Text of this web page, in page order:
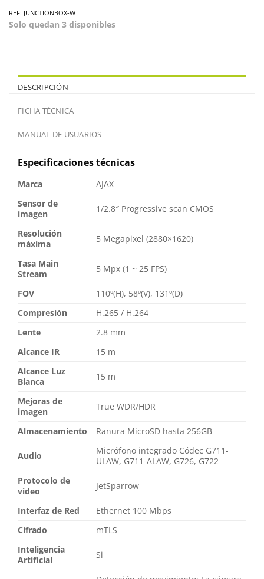
REF: JUNCTIONBOX-W
Solo quedan 3 disponibles
DESCRIPCIÓN
FICHA TÉCNICA
MANUAL DE USUARIOS
Especificaciones técnicas
Marca
AJAX
Sensor de
imagen
1/2.8″ Progressive scan CMOS
Resolución
máxima
5 Megapixel (2880×1620)
Tasa Main
Stream
5 Mpx (1 ~ 25 FPS)
FOV
110º(H), 58º(V), 131º(D)
Compresión
H.265 / H.264
Lente
2.8 mm
Alcance IR
15 m
Alcance Luz
Blanca
15 m
Mejoras de
imagen
True WDR/HDR
Almacenamiento Ranura MicroSD hasta 256GB
Audio
Micrófono integrado Códec G711-
ULAW, G711-ALAW, G726, G722
Protocolo de
vídeo
JetSparrow
Interfaz de Red
Ethernet 100 Mbps
Cifrado
mTLS
Inteligencia
Artificial
Si